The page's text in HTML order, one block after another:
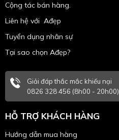
Cộng tác bán hàng.
Liên hệ với Ađẹp
Tuyển dụng nhân sự
Tại sao chọn Ađẹp?
Giải đáp thắc mắc khiếu nại
0826 328 456 (8h00 - 20h00)
HỖ TRỢ KHÁCH HÀNG
Hướng dẫn mua hàng